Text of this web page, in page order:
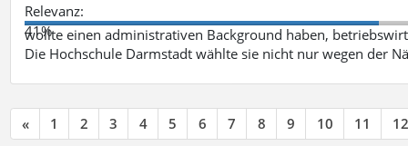
Relevanz:
41%
wollte einen administrativen Background haben,
Die Hochschule Darmstadt wählte sie nicht nur wegen der
« 1 2 3 4 5 6 7 8 9 10 11 12